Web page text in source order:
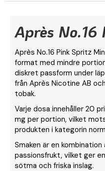
Après
Après No.16 Pink Spritz
format med mindre
diskret passform under
från Après Nicotine AB
tobak.
Varje dosa innehåller 20
mg per portion, vilket
produkten i kategorin
Smaken är en
passionsfrukt, vilket ger
sötma och friska inslag.